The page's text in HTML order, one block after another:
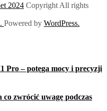
2024 Copyright All rights
Powered by WordPress.
Pro – potęga mocy i precyzji
zwrócić uwagę podczas